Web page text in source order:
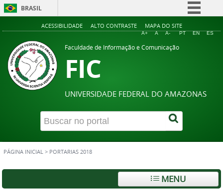
BRASIL
Simplifique!
ACESSIBILIDADE ALTO CONTRASTE MAPA DO SITE
A+ A A- PT EN ES
Faculdade de Informação e Comunicação
FIC
UNIVERSIDADE FEDERAL DO AMAZONAS
PÁGINA INICIAL > PORTARIAS 2018
MENU